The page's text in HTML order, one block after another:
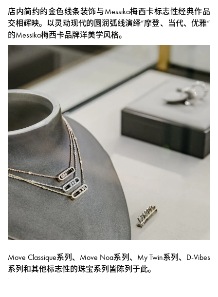
店内简约的金色线条装饰与Messika梅西卡标志性经典作品
交相辉映。以灵动现代的圆润弧线演绎“摩登、当代、优雅”
的Messika梅西卡品牌洋美学风格。
Move Classique系列、Move Noa系列、My Twin系列、D-Vibes
系列和其他标志性的珠宝系列皆陈列于此。